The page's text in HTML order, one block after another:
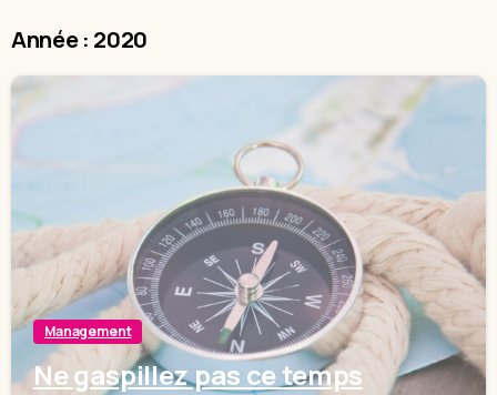
Année : 2020
Management
Ne gaspillez pas ce temps